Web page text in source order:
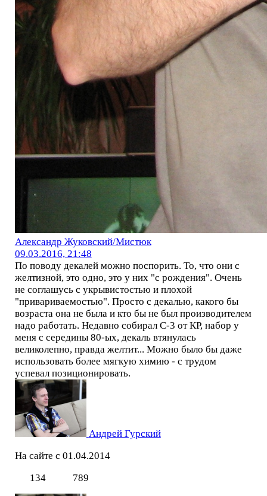
Александр Жуковский/Мистюк
09.03.2016, 21:48
По поводу декалей можно поспорить. То, что они с
желтизной, это одно, это у них "с рождения". Очень
не соглашусь с укрывистостью и плохой
"привариваемостью". Просто с декалью, какого бы
возраста она не была и кто бы не был производителем
надо работать. Недавно собирал С-3 от КР, набор у
меня с середины 80-ых, декаль втянулась
великолепно, правда желтит... Можно было бы даже
использовать более мягкую химию - с трудом
успевал позиционировать.
Андрей Гурский
На сайте с 01.04.2014
134
789